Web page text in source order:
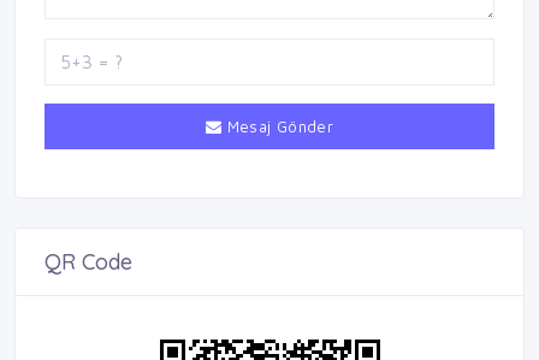
Mesaj Gönder
QR Code